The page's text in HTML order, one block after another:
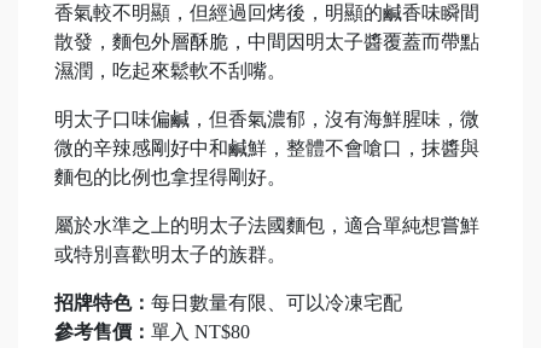
香氣較不明顯，但經過回烤後，明顯的鹹香味瞬間
散發，麵包外層酥脆，中間因明太子醬覆蓋而帶點
濕潤，吃起來鬆軟不刮嘴。
明太子口味偏鹹，但香氣濃郁，沒有海鮮腥味，微
微的辛辣感剛好中和鹹鮮，整體不會嗆口，抹醬與
麵包的比例也拿捏得剛好。
屬於水準之上的明太子法國麵包，適合單純想嘗鮮
或特別喜歡明太子的族群。
招牌特色： 每日數量有限、可以冷凍宅配
參考售價： 單入 NT$80